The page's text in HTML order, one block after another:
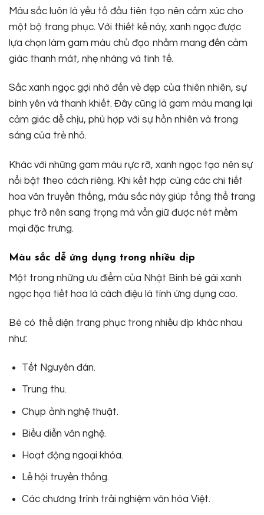
Màu sắc luôn là yếu tố đầu tiên tạo nên cảm xúc cho
một bộ trang phục. Với thiết kế này, xanh ngọc được
lựa chọn làm gam màu chủ đạo nhằm mang đến cảm
giác thanh mát, nhẹ nhàng và tinh tế.
Sắc xanh ngọc gợi nhớ đến vẻ đẹp của thiên nhiên, sự
bình yên và thanh khiết. Đây cũng là gam màu mang lại
cảm giác dễ chịu, phù hợp với sự hồn nhiên và trong
sáng của trẻ nhỏ.
Khác với những gam màu rực rỡ, xanh ngọc tạo nên sự
nổi bật theo cách riêng. Khi kết hợp cùng các chi tiết
hoa văn truyền thống, màu sắc này giúp tổng thể trang
phục trở nên sang trọng mà vẫn giữ được nét mềm
mại đặc trưng.
Màu sắc dễ ứng dụng trong nhiều dịp
Một trong những ưu điểm của Nhật Bình bé gái xanh
ngọc họa tiết hoa lá cách điệu là tính ứng dụng cao.
Bé có thể diện trang phục trong nhiều dịp khác nhau
như:
Tết Nguyên đán.
Trung thu.
Chụp ảnh nghệ thuật.
Biểu diễn văn nghệ.
Hoạt động ngoại khóa.
Lễ hội truyền thống.
Các chương trình trải nghiệm văn hóa Việt.